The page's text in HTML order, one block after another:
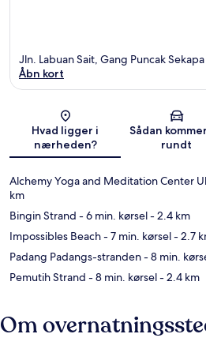
Kort
Jln. Labuan Sait, Gang Puncak
Åbn kort
Hvad ligger i
nærheden?
Sådan
rundt
Alchemy Yoga and Meditation Center
km
Bingin Strand - 6 min. kørsel- 2.4 km
Impossibles Beach- 7 min. kørsel- 2.7
Padang Padangs-stranden- 8 min.
Pemutih Strand - 8 min. kørsel- 2.4 km
Om